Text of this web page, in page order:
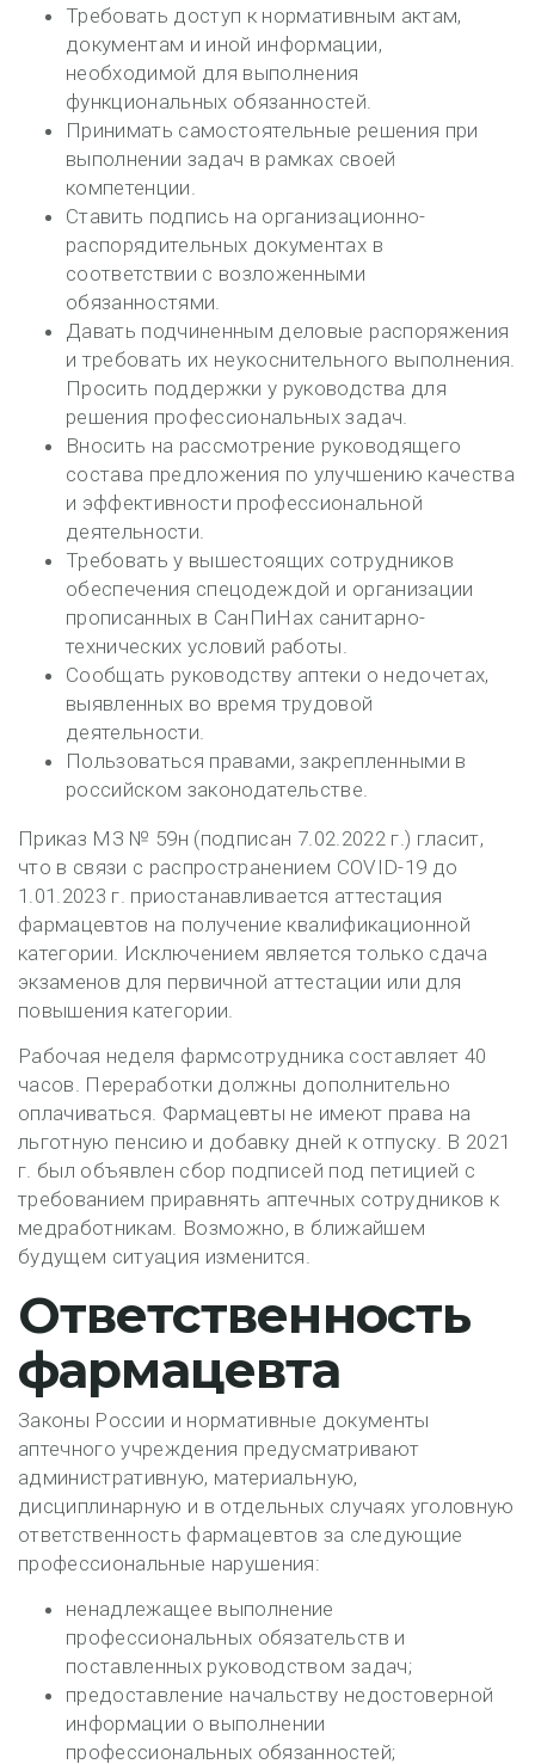
Требовать доступ к нормативным актам,
документам и иной информации,
необходимой для выполнения
функциональных обязанностей.
Принимать самостоятельные решения при
выполнении задач в рамках своей
компетенции.
Ставить подпись на организационно-
распорядительных документах в
соответствии с возложенными
обязанностями.
Давать подчиненным деловые распоряжения
и требовать их неукоснительного выполнения.
Просить поддержки у руководства для
решения профессиональных задач.
Вносить на рассмотрение руководящего
состава предложения по улучшению качества
и эффективности профессиональной
деятельности.
Требовать у вышестоящих сотрудников
обеспечения спецодеждой и организации
прописанных в СанПиНах санитарно-
технических условий работы.
Сообщать руководству аптеки о недочетах,
выявленных во время трудовой
деятельности.
Пользоваться правами, закрепленными в
российском законодательстве.
Приказ МЗ № 59н (подписан 7.02.2022 г.) гласит,
что в связи с распространением COVID-19 до
1.01.2023 г. приостанавливается аттестация
фармацевтов на получение квалификационной
категории. Исключением является только сдача
экзаменов для первичной аттестации или для
повышения категории.
Рабочая неделя фармсотрудника составляет 40
часов. Переработки должны дополнительно
оплачиваться. Фармацевты не имеют права на
льготную пенсию и добавку дней к отпуску. В 2021
г. был объявлен сбор подписей под петицией с
требованием приравнять аптечных сотрудников к
медработникам. Возможно, в ближайшем
будущем ситуация изменится.
Ответственность
фармацевта
Законы России и нормативные документы
аптечного учреждения предусматривают
административную, материальную,
дисциплинарную и в отдельных случаях уголовную
ответственность фармацевтов за следующие
профессиональные нарушения:
ненадлежащее выполнение
профессиональных обязательств и
поставленных руководством задач;
предоставление начальству недостоверной
информации о выполнении
профессиональных обязанностей;